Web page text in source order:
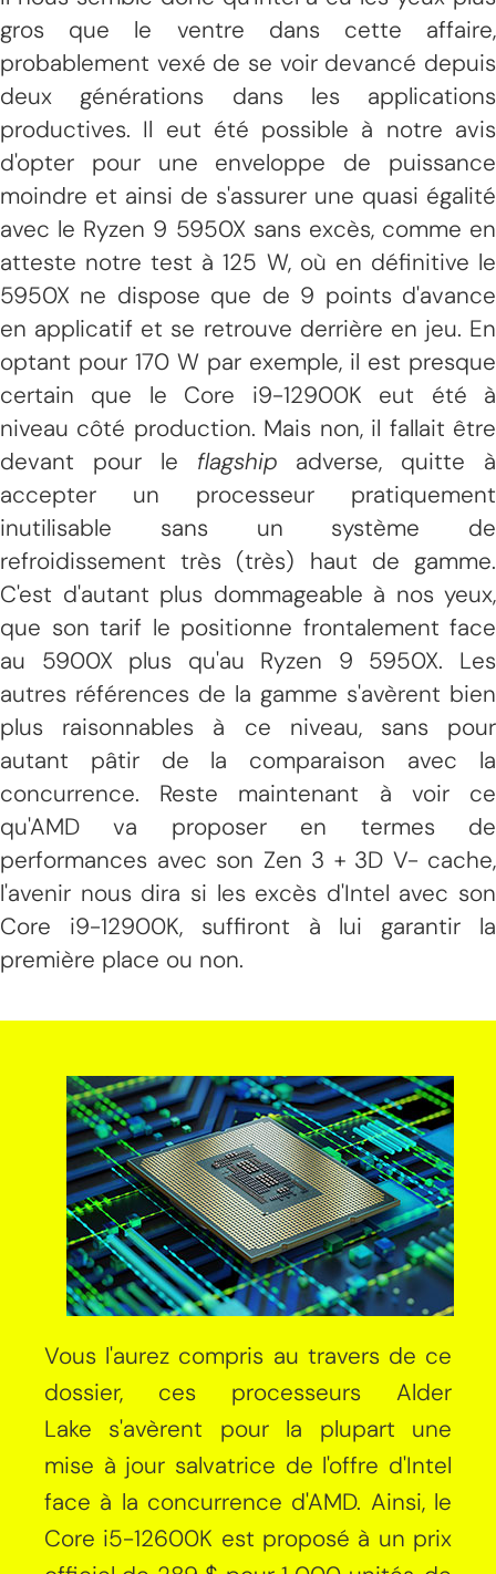
gros que le ventre dans cette affaire,
probablement vexé de se voir devancé depuis
deux générations dans les applications
productives. Il eut été possible à notre avis
d'opter pour une enveloppe de puissance
moindre et ainsi de s'assurer une quasi égalité
avec le Ryzen 9 5950X sans excès, comme en
atteste notre test à 125 W, où en définitive le
5950X ne dispose que de 9 points d'avance
en applicatif et se retrouve derrière en jeu. En
optant pour 170 W par exemple, il est presque
certain que le Core i9-12900K eut été à
niveau côté production. Mais non, il fallait être
devant pour le flagship adverse, quitte à
accepter un processeur pratiquement
inutilisable sans un système de
refroidissement très (très) haut de gamme.
C'est d'autant plus dommageable à nos yeux,
que son tarif le positionne frontalement face
au 5900X plus qu'au Ryzen 9 5950X. Les
autres références de la gamme s'avèrent bien
plus raisonnables à ce niveau, sans pour
autant pâtir de la comparaison avec la
concurrence. Reste maintenant à voir ce
qu'AMD va proposer en termes de
performances avec son Zen 3 + 3D V- cache,
l'avenir nous dira si les excès d'Intel avec son
Core i9-12900K, suffiront à lui garantir la
première place ou non.
Vous l'aurez compris au travers de ce
dossier, ces processeurs Alder
Lake s'avèrent pour la plupart une
mise à jour salvatrice de l'offre d'Intel
face à la concurrence d'AMD. Ainsi, le
Core i5-12600K est proposé à un prix